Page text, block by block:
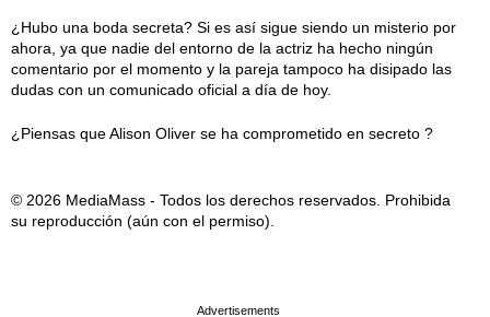
¿Hubo una boda secreta? Si es así sigue siendo un misterio por
ahora, ya que nadie del entorno de la actriz ha hecho ningún
comentario por el momento y la pareja tampoco ha disipado las
dudas con un comunicado oficial a día de hoy.
¿Piensas que Alison Oliver se ha comprometido en secreto ?
© 2026 MediaMass - Todos los derechos reservados. Prohibida
su reproducción (aún con el permiso).